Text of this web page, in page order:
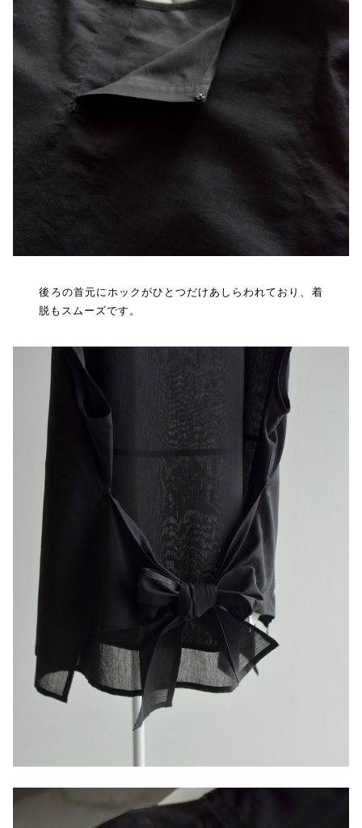
後ろの首元にホックがひとつだけあしらわれており、着
脱もスムーズです。